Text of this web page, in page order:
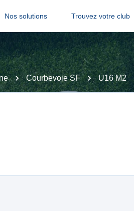
Nos solutions Trouvez votre club
Courbevoie SF U16 M2